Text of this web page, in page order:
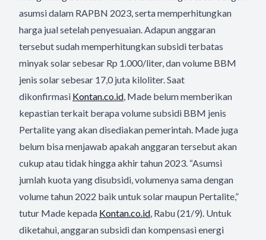
asumsi dalam RAPBN 2023, serta memperhitungkan
harga jual setelah penyesuaian. Adapun anggaran
tersebut sudah memperhitungkan subsidi terbatas
minyak solar sebesar Rp 1.000/liter, dan volume BBM
jenis solar sebesar 17,0 juta kiloliter. Saat
dikonfirmasi Kontan.co.id, Made belum memberikan
kepastian terkait berapa volume subsidi BBM jenis
Pertalite yang akan disediakan pemerintah. Made juga
belum bisa menjawab apakah anggaran tersebut akan
cukup atau tidak hingga akhir tahun 2023. “Asumsi
jumlah kuota yang disubsidi, volumenya sama dengan
volume tahun 2022 baik untuk solar maupun Pertalite,”
tutur Made kepada Kontan.co.id, Rabu (21/9). Untuk
diketahui, anggaran subsidi dan kompensasi energi